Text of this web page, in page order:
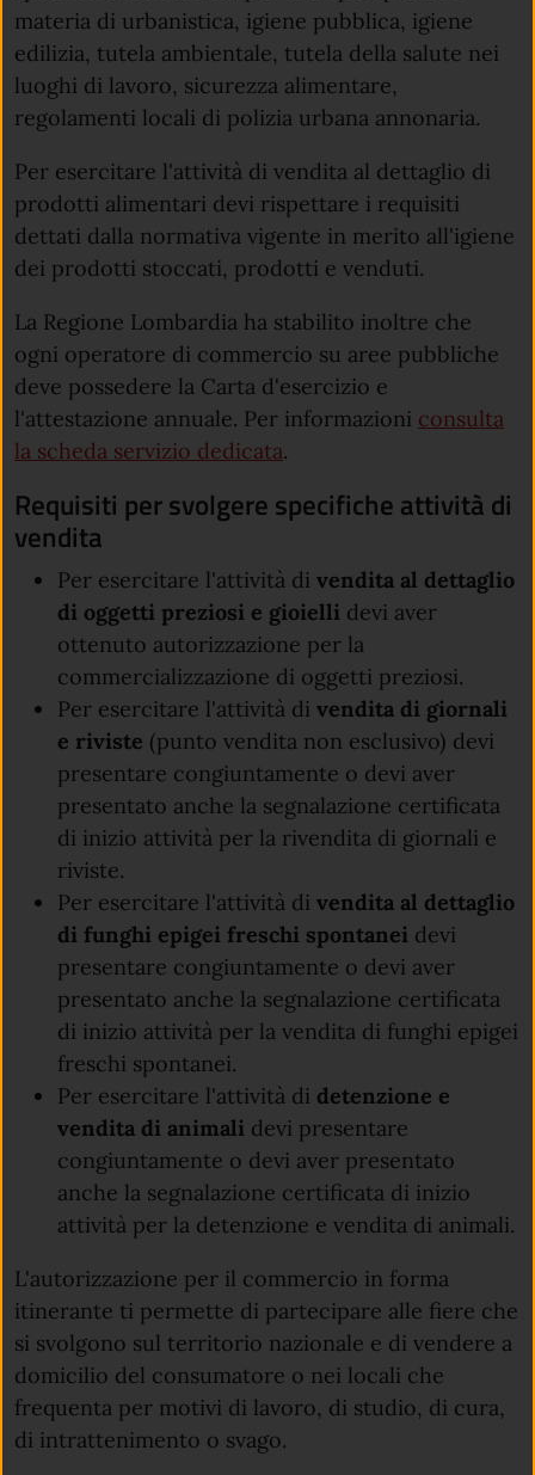
materia di urbanistica, igiene pubblica, igiene
edilizia, tutela ambientale, tutela della salute nei
luoghi di lavoro, sicurezza alimentare,
regolamenti locali di polizia urbana annonaria.
Per esercitare l'attività di vendita al dettaglio di
prodotti alimentari devi rispettare i requisiti
dettati dalla normativa vigente in merito all'igiene
dei prodotti stoccati, prodotti e venduti.
La Regione Lombardia ha stabilito inoltre che
ogni operatore di commercio su aree pubbliche
deve possedere la Carta d'esercizio e
l'attestazione annuale. Per informazioni consulta
la scheda servizio dedicata.
Requisiti per svolgere specifiche attività di
vendita
Per esercitare l'attività divendita al dettaglio
di oggetti preziosi e gioielli devi aver
ottenuto autorizzazione per la
commercializzazione di oggetti preziosi.
Per esercitare l'attività divendita di giornali
e riviste (punto vendita non esclusivo) devi
presentare congiuntamente o devi aver
presentato anche la segnalazione certificata
di inizio attività per la rivendita di giornali e
riviste.
Per esercitare l'attività divendita al dettaglio
di funghi epigei freschi spontanei devi
presentare congiuntamente o devi aver
presentato anche la segnalazione certificata
di inizio attività per la vendita di funghi epigei
freschi spontanei.
Per esercitare l'attività di detenzione e
vendita di animali devi presentare
congiuntamente o devi aver presentato
anche la segnalazione certificata di inizio
attività per la detenzione e vendita di animali.
L'autorizzazione per il commercio in forma
itinerante ti permette di partecipare alle fiere che
si svolgono sul territorio nazionale e di vendere a
domicilio del consumatore o nei locali che
frequenta per motivi di lavoro, di studio, di cura,
di intrattenimento o svago.